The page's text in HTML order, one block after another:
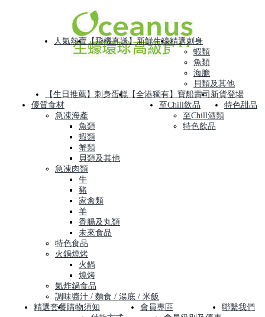
人氣熱賣【飛機直送】新鮮生蠔精選刺身
蝦類
魚類
海膽
貝類及其他
【生日推薦】刺身蛋糕 【全港獨有】寶船壽司 新貨登場
優質食材
急凍海產
魚類
蝦類
蟹類
貝類及其他
急凍肉類
牛
豬
家禽類
羊
香腸及丸類
未來食品
特色食品
火鍋燒烤
火鍋
燒烤
氣炸鍋食品
調味醬汁 / 麵食 / 湯底 / 米飯
至Chill飲品
至Chill酒類
特色飲品
特色甜品
精選套餐購物須知
會員專區
聯繫我們